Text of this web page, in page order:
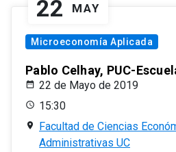
22 MAY
Microeconomía Aplicada
Pablo Celhay, PUC-
22 de Mayo de 2019
15:30
Facultad de Ciencias
Administrativas UC